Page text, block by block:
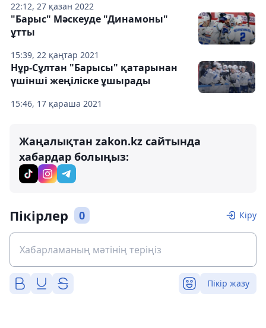
22:12, 27 қазан 2022
15:39, 22 қаңтар 2021
"Барыс" Мәскеуде "Динамоны"
ұтты
15:46, 17 қараша 2021
Нұр-Сұлтан "Барысы" қатарынан
үшінші жеңіліске ұшырады
Жаңалықтан zakon.kz сайтында
хабардар болыңыз:
Пікірлер 0 Кіру
Пікір жазу